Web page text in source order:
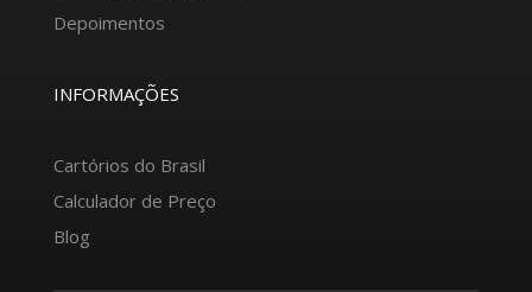
Depoimentos
INFORMAÇÕES
Cartórios do Brasil
Calculador de Preço
Blog